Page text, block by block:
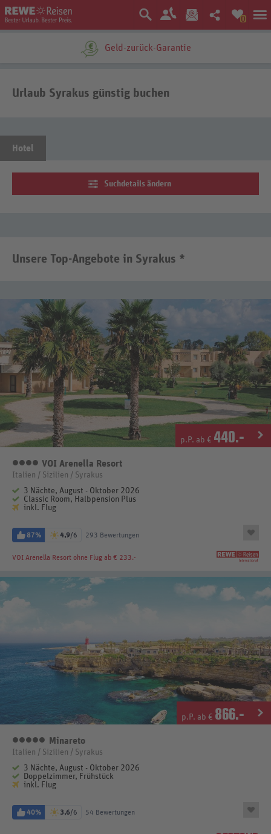
0
Geld-zurück-Garantie
Urlaub Syrakus günstig buchen
Hotel
Suchdetails ändern
Unsere Top-Angebote in Syrakus *
p.P. ab € 440.-
4 Sterne
VOI Arenella Resort
Italien / Sizilien / Syrakus
3 Nächte, August - Oktober 2026
Classic Room, Halbpension Plus
inkl. Flug
87% 4,9/6 293 Bewertungen
VOI Arenella Resort ohne Flug ab € 233.-
p.P. ab € 866.-
5 Sterne
Minareto
Italien / Sizilien / Syrakus
3 Nächte, August - Oktober 2026
Doppelzimmer, Frühstück
inkl. Flug
40% 3,6/6 54 Bewertungen